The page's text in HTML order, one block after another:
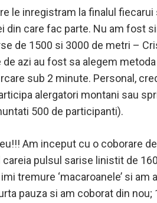
le inregistram la finalul
din care fac parte. Nu am fost
de 1500 si 3000 de metri –
azi au fost sa alegem
sub 2 minute. Personal,
alergatori montani sau
500 de participanti).
Am inceput cu o coborare
pulsul sarise linistit de
tremure ‘macaroanele’ si
pauza si am coborat din